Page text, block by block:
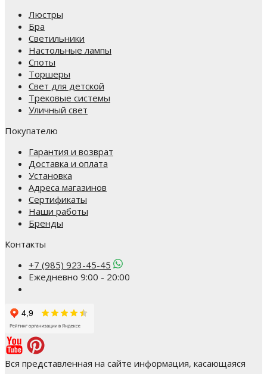
Люстры
Бра
Светильники
Настольные лампы
Споты
Торшеры
Свет для детской
Трековые системы
Уличный свет
Покупателю
Гарантия и возврат
Доставка и оплата
Установка
Адреса магазинов
Сертификаты
Наши работы
Бренды
Контакты
+7 (985) 923-45-45
Ежедневно 9:00 - 20:00
Вся представленная на сайте информация, касающаяся